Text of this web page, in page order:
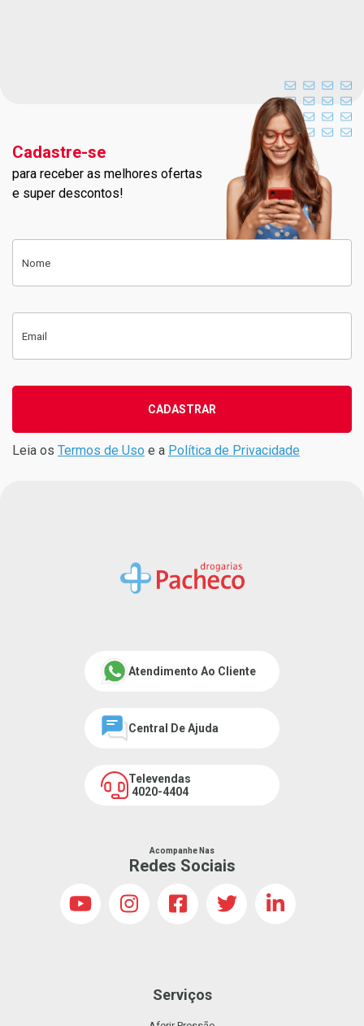
Cadastre-se na nossa
Cadastre-se
para receber as melhores ofertas
e super descontos!
Nome
Email
CADASTRAR
Leia os Termos de Uso e a Política de Privacidade
Atendimento Ao Cliente
Central De Ajuda
Televendas
4020-4404
Acompanhe Nas
Redes Sociais
Serviços